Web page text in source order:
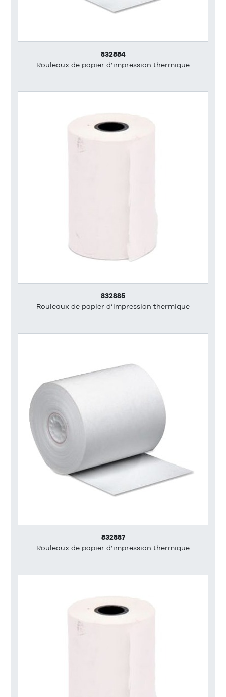
832884
Rouleaux de papier d’impression thermique
832885
Rouleaux de papier d’impression thermique
832887
Rouleaux de papier d’impression thermique